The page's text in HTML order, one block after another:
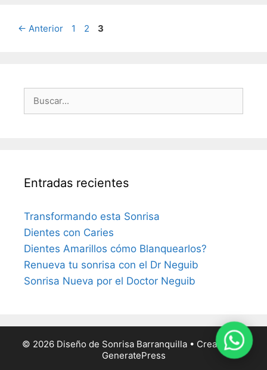
← Anterior Página
1 Página
2 Página
3
Entradas recientes
Transformando esta Sonrisa
Dientes con Caries
Dientes Amarillos cómo Blanquearlos?
Renueva tu sonrisa con el Dr Neguib
Sonrisa Nueva por el Doctor Neguib
© 2026 Diseño de Sonrisa Barranquilla• Creado con
GeneratePress